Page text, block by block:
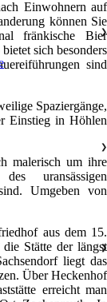
Einwohnern auf
können Sie
fränkische Bier
sich besonders
sind
Spaziergänge,
Einstieg in Höhlen
malerisch um ihre
uransässigen
Umgeben von
aus dem 15.
Stätte der längst
liegt das
Über Heckenhof
erreicht man
❯
❯
❯